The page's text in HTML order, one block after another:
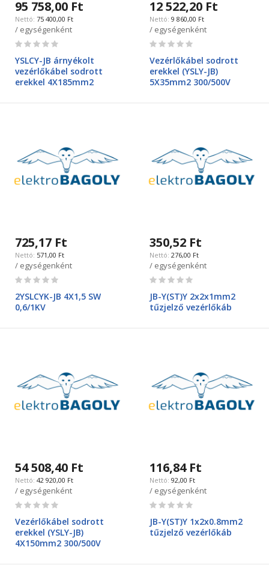
95 758,00 Ft
75 400,00 Ft
/ egységenként
Rating:
YSLCY-JB árnyékolt
vezérlőkábel sodrott
erekkel 4X185mm2
12 522,20 Ft
9 860,00 Ft
/ egységenként
Rating:
Vezérlőkábel sodrott
erekkel (YSLY-JB)
5X35mm2 300/500V
725,17 Ft
571,00 Ft
/ egységenként
Rating:
2YSLCYK-JB 4X1,5 SW
0,6/1KV
350,52 Ft
276,00 Ft
/ egységenként
Rating:
JB-Y(ST)Y 2x2x1mm2
tűzjelző vezérlőkáb
54 508,40 Ft
42 920,00 Ft
/ egységenként
Rating:
Vezérlőkábel sodrott
erekkel (YSLY-JB)
4X150mm2 300/500V
116,84 Ft
92,00 Ft
/ egységenként
Rating:
JB-Y(ST)Y 1x2x0.8mm2
tűzjelző vezérlőkáb